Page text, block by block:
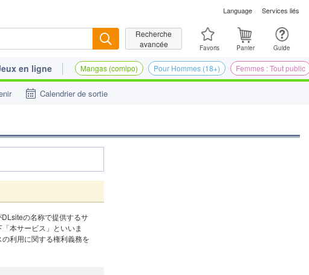
Language Services liés
RechercheRecherche
avancée
Favoris Panier Guide
en ligne Mangas (comipo) Pour Hommes (18+) Femmes : Tout public
Calendrier de sortie
の名称で提供するサ
本サービス」といいま
利用に関する権利義務を